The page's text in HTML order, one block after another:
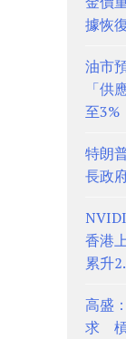
據恢
油市
「
至3%
特朗
長政
香港
累升
高盛
求 槓